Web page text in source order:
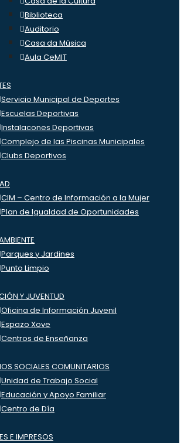
Biblioteca
Auditorio
Casa da Música
Aula CeMIT
Servicio Municipal de Deportes
Escuelas Deportivas
Instalacones Deportivas
Complejo de las Piscinas Municipales
Clubs Deportivos
CIM – Centro de Información a la Mujer
Plan de Igualdad de Oportunidades
Parques y Jardines
Punto Limpio
Y JUVENTUD
Oficina de Información Juvenil
Espazo Xove
Centros de Enseñanza
SOCIALES COMUNITARIOS
Unidad de Trabajo Social
Educación y Apoyo Familiar
Centro de Día
E IMPRESOS